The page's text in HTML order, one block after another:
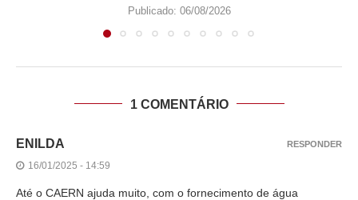
Publicado: 06/08/2026
1 COMENTÁRIO
ENILDA
16/01/2025 - 14:59
Até o CAERN ajuda muito, com o fornecimento de água
RESPONDER